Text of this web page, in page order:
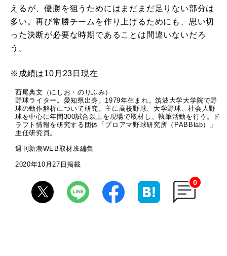
えるが、優勝を狙うためにはまだまだ足りない部分は
多い。再び常勝チームを作り上げるためにも、思い切
った決断が必要な時期であることは間違いないだろ
う。
※成績は10月23日現在
西尾典文（にしお・のりふみ）
野球ライター。愛知県出身。1979年生まれ。筑波大学大学院で野
球の動作解析について研究。主に高校野球、大学野球、社会人野
球を中心に年間300試合以上を現場で取材し、執筆活動を行う。ド
ラフト情報を研究する団体「プロアマ野球研究所（PABBlab）」
主任研究員。
週刊新潮WEB取材班編集
2020年10月27日掲載
0